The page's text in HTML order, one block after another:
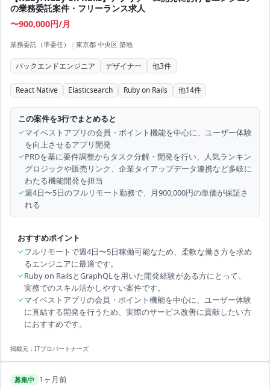
の業務委託案件・フリーランス求人
〜900,000円/月
業務委託（準委任） | 東京都 中央区 築地
バックエンドエンジニア デザイナー 他3件
React Native Elasticsearch Ruby on Rails 他14件
この案件を3行でまとめると
✓マイベストアプリの会員・ポイント機能を中心に、ユーザー体験
を向上させるアプリ開発
✓PRDを基に要件調整からタスク分解・開発を行い、人気ランキン
グロジックや販売リンク、企業タイアップデータ連携など多岐に
わたる機能開発を担当
✓週4日〜5日のフルリモート勤務で、月900,000円の単価が保証さ
れる
おすすめポイント
✓フルリモートで週4日〜5日稼働可能なため、柔軟な働き方を求め
るエンジニアに最適です。
✓Ruby on RailsとGraphQLを用いた開発経験がある方にとって、
実務でのスキル活かしやすい案件です。
✓マイベストアプリの会員・ポイント機能を中心に、ユーザー体験
に直結する開発を行うため、実際のサービス改善に貢献したい方
におすすめです。
掲載元： ITプロパートナーズ
募集中 1ヶ月前